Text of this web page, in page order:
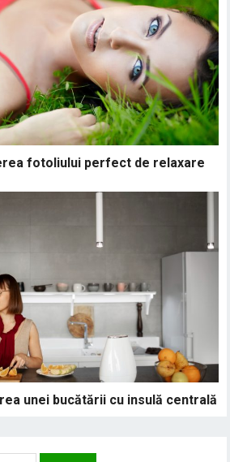
fotoliului perfect de relaxare
unei bucătării cu insulă centrală